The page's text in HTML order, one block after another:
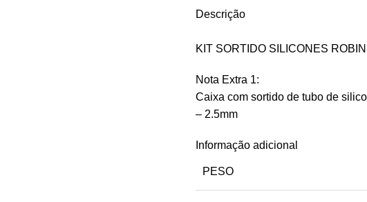
Descrição
KIT SORTIDO SILICONES
Nota Extra 1:
Caixa com sortido de tubo de
– 2.5mm
Informação adicional
PESO